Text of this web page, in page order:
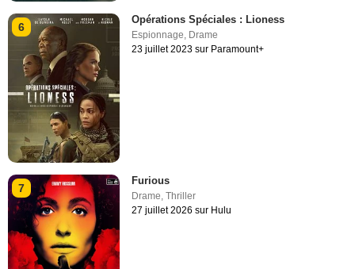
6
Opérations Spéciales : Lioness
Espionnage, Drame
23 juillet 2023 sur Paramount+
7
Furious
Drame,Thriller
27 juillet 2026 sur Hulu